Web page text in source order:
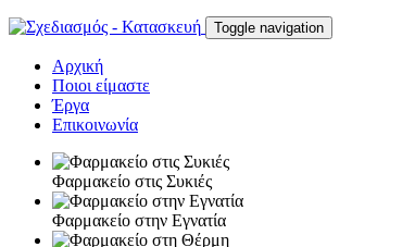
Toggle navigation
Αρχική
Ποιοι είμαστε
Έργα
Επικοινωνία
Φαρμακείο στις Συκιές
Φαρμακείο στην Εγνατία